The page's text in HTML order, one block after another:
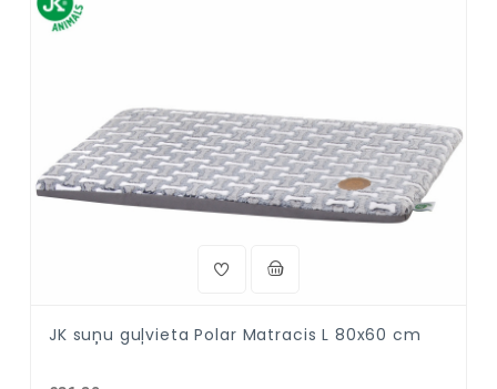
JK suņu guļvieta Polar Matracis L 80x60 cm